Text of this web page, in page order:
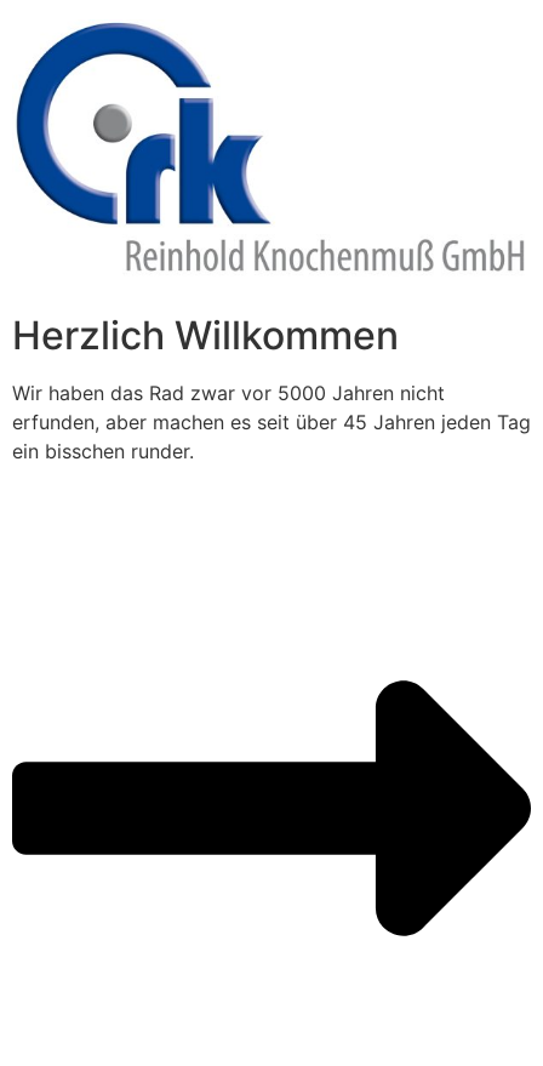
Inhalt
springen
Herzlich Willkommen
Wir haben das Rad zwar vor 5000 Jahren nicht
erfunden, aber machen es seit über 45 Jahren jeden Tag
ein bisschen runder.